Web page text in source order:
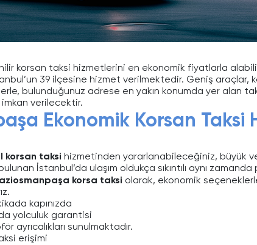
korsan taksi hizmetlerini en ekonomik fiyatlarla
39 ilçesine hizmet verilmektedir. Geniş araçlar,
bulunduğunuz adrese en yakın konumda yer alan
verilecektir.
Ekonomik Korsan Taksi
korsan taksi hizmetinden yararlanabileceğiniz, büyük
İstanbul’da ulaşım oldukça sıkıntılı aynı
korsa taksi olarak, ekonomik
kapınızda
yolculuk garantisi
ayrıcalıkları sunulmaktadır.
erişimi